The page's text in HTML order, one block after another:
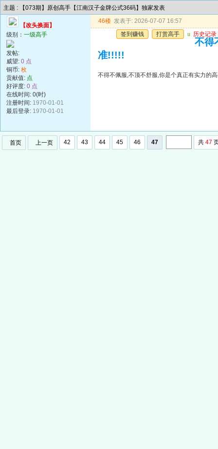
主题 : 【073期】原创高手【江南汉子金牌公式36码】独家发表
【改头换面】
级别： 一级高手
发帖:
威望: 0 点
铜币: 枚
贡献值: 点
好评度: 0 点
在线时间: 0(时)
注册时间: 1970-01-01
最后登录: 1970-01-01
46楼 发表于: 2026-07-07 16:57
签到赚钱
打赏高手 u 历史记录
不得
准!!!!!
不得不佩服,不顶不舒服,你是个真正有实力的
首页 上一页 42 43 44 45 46 47 共 47